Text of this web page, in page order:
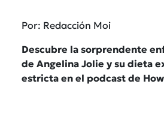
Por: Redacción Moi
Descubre la sorprendente
de Angelina Jolie y su dieta
estricta en el podcast de